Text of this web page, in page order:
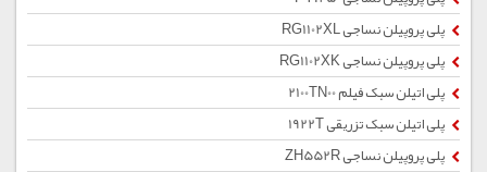
پلی پروپیلن نساجی RG1102XL
پلی پروپیلن نساجی RG1102XK
پلی اتیلن سبک فیلم 2100TN00
پلی اتیلن سبک تزریقی 1922T
پلی پروپیلن نساجی ZH552R